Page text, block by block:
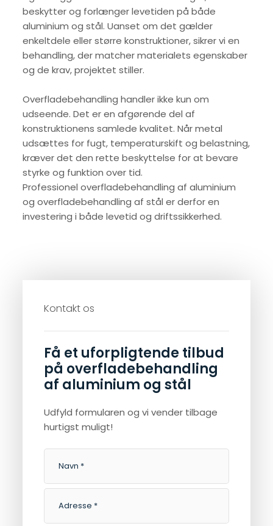
beskytter og forlænger levetiden på både
aluminium og stål. Uanset om det gælder
enkeltdele eller større konstruktioner, sikrer vi en
behandling, der matcher materialets egenskaber
og de krav, projektet stiller.
Overfladebehandling handler ikke kun om
udseende. Det er en afgørende del af
konstruktionens samlede kvalitet. Når metal
udsættes for fugt, temperaturskift og belastning,
kræver det den rette beskyttelse for at bevare
styrke og funktion over tid.
Professionel overfladebehandling af aluminium
og overfladebehandling af stål er derfor en
investering i både levetid og driftssikkerhed.
Kontakt os​
Få et uforpligtende tilbud
​på overfladebehandling
af aluminium og stål
Udfyld formularen og vi vender tilbage
hurtigst muligt!​